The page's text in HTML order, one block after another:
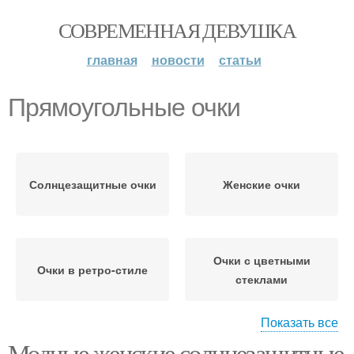
СОВРЕМЕННАЯ ДЕВУШКА
главная новости статьи
Прямоугольные очки
Солнцезащитные очки Женские очки
Очки в ретро-стиле
Очки с цветными
стеклами
Показать все